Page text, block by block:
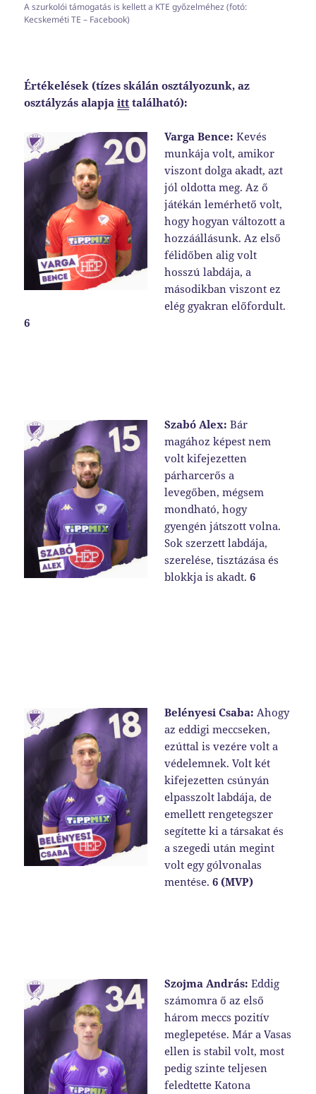
A szurkolói támogatás is kellett a KTE győzelméhez (fotó:
Kecskeméti TE – Facebook)
Értékelések (tízes skálán osztályozunk, az
osztályzás alapjaitt található):
Varga Bence:Kevés
munkája volt, amikor
viszont dolga akadt, azt
jól oldotta meg. Az ő
játékán lemérhető volt,
hogy hogyan változott a
hozzáállásunk. Az első
félidőben alig volt
hosszú labdája, a
másodikban viszont ez
elég gyakran előfordult.
6
Szabó Alex:Bár
magához képest nem
volt kifejezetten
párharcerős a
levegőben, mégsem
mondható, hogy
gyengén játszott volna.
Sok szerzett labdája,
szerelése, tisztázása és
blokkja is akadt.6
Belényesi Csaba:Ahogy
az eddigi meccseken,
ezúttal is vezére volt a
védelemnek. Volt két
kifejezetten csúnyán
elpasszolt labdája, de
emellett rengetegszer
segítette ki a társakat és
a szegedi után megint
volt egy gólvonalas
mentése.6 (MVP)
Szojma András:Eddig
számomra ő az első
három meccs pozitív
meglepetése. Már a Vasas
ellen is stabil volt, most
pedig szinte teljesen
feledtette Katona